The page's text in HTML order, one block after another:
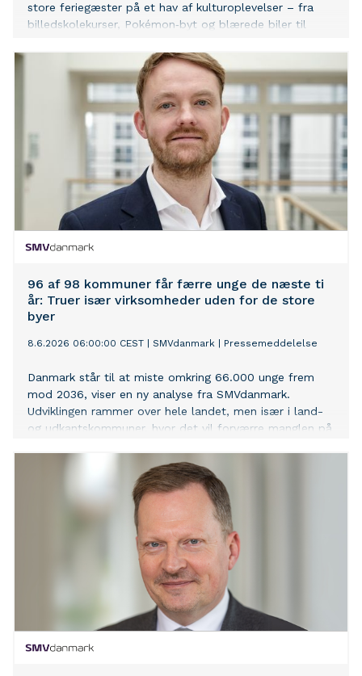
store feriegæster på et hav af kulturoplevelser – fra
billedskolekurser, Pokémon‑byt og blærede biler til
96 af 98 kommuner får færre unge de næste ti
år: Truer især virksomheder uden for de store
byer
8.6.2026 06:00:00 CEST SMVdanmark Pressemeddelelse
Danmark står til at miste omkring 66.000 unge frem
mod 2036, viser en ny analyse fra SMVdanmark.
Udviklingen rammer over hele landet, men især i land-
og udkantskommuner, hvor det vil forværre manglen på